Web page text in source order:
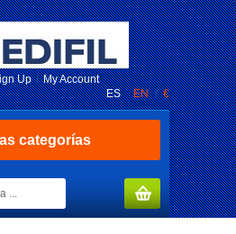
€
ES EN
Up My Account
categorías
MY CART(0)